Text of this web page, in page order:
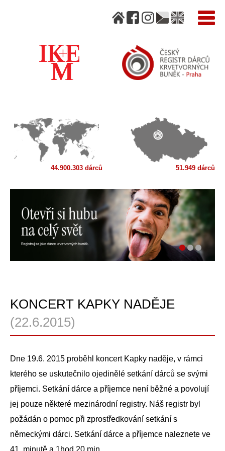
44.900.303 dárců 51.949 dárců
KONCERT KAPKY NADĚJE
(22.6.2015)
Dne 19.6. 2015 proběhl koncert Kapky naděje, v rámci
kterého se uskutečnilo ojedinělé setkání dárců se svými
příjemci. Setkání dárce a příjemce není běžné a povolují
jej pouze některé mezinárodní registry. Náš registr byl
požádán o pomoc při zprostředkování setkání s
německými dárci. Setkání dárce a příjemce naleznete ve